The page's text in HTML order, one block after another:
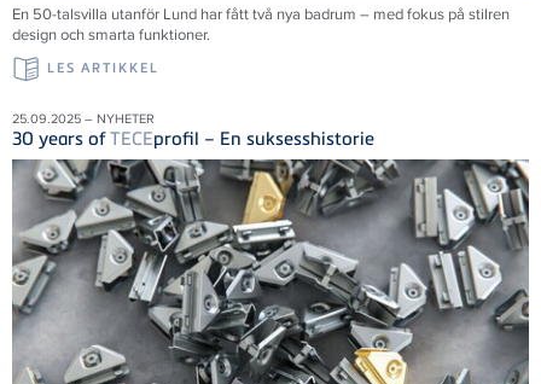
En 50-talsvilla utanför Lund har fått två nya badrum – med fokus på stilren
design och smarta funktioner.
LES ARTIKKEL
25.09.2025 – NYHETER
30 years ofTECEprofil – En suksesshistorie